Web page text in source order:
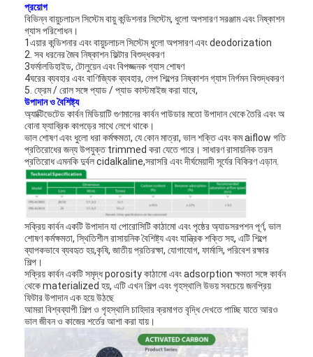
প্রয়োগ
বিভিন্ন বায়ুচলাচল সিস্টেম বায়ু কন্ডিশনার সিস্টেম, ধুলো অপসারণ সরঞ্জাম এবং নিষ্কাশন
গ্যাস পরিশোধন।
1এয়ার কন্ডিশনার এবং বায়ুচলাচল সিস্টেম ধুলো অপসারণ এবং deodorization
2. সব ধরনের জৈব নিষ্কাশন ফিল্টার বিশুদ্ধকরণ
3ফর্মালডিহাইড, টোলুয়েন এবং বিপজ্জনক গ্যাস শোষণ
4ঘরের ব্যবহার এবং বাণিজ্যিক ব্যবহার, লেপ শিল্পের নিষ্কাশন গ্যাস নির্গমন বিশুদ্ধকরণ
5. ফ্রেম / রোল সঙ্গে প্যাড / প্যাড কাস্টমাইজ করা যাবে,
উপাদান ও বৈশিষ্ট্য
অ্যাক্টিভেটেড কার্বন মিডিয়াটি গুণমানের কার্বন পাউডার মতো উপাদান থেকে তৈরি এবং অ
বোনা ফ্যাব্রিক কাপড়ের সাথে লেগে থাকে।
ভাল শোষণ এবং ধুলো ধরা কর্মক্ষমতা, যে কোন মাত্রা, ভাল শক্তি এবং কম aiflow গতি
প্রতিরোধের জন্য উপযুক্ত trimmed করা যেতে পারে। সাধারণ রাসায়নিক তরল
প্রতিরোধ এমনকি দুর্বল cidalkaline,সরাসরি এবং দীর্ঘমেয়াদী সূর্যের বিকিরণ এড়ান.
সক্রিয় কার্বন একটি উপাদান যা পোরোসিটি কাঠামো এবং পৃষ্ঠের অ্যাডসরপশন পূর্ণ, ভাল
শোষণ কর্মক্ষমতা, স্থিতিশীল রাসায়নিক বৈশিষ্ট্য এবং যান্ত্রিক শক্তি সহ, এটি শিল্পে
ব্যাপকভাবে ব্যবহৃত হয়,কৃষি, জাতীয় প্রতিরক্ষা, যোগাযোগ, ফার্মাসি, পরিবেশ রক্ষার
শিল্প।
সক্রিয় কার্বন একটি সমৃদ্ধ porosity কাঠামো এবং adsorption ক্ষমতা সঙ্গে কার্বন
থেকে materialized হয়, এটি এখন শিল্প এবং গৃহস্থালি উভয় সবচেয়ে জনপ্রিয়
ফিটার উপাদান এক হয়ে উঠছে
আমরা বিশ্বব্যাপী শিল্প ও গৃহস্থালি চাহিদার ক্রমাগত বৃদ্ধি দেখতে পাচ্ছি যাতে আরও
ভাল জীবন ও কাজের শর্তের আশা করা যায়।